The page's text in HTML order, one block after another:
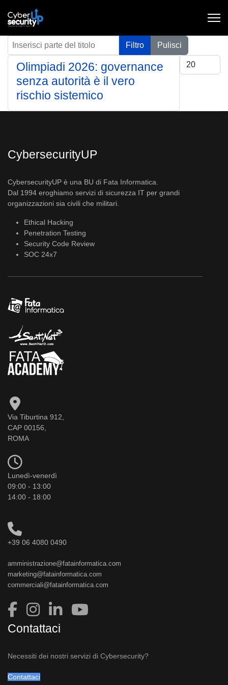
Inserisci parte del titolo Filtro
Pulisci
Visualizza #
Olimpiadi 2026: governance
senza autorità è il vero
rischio sistemico
CybersecurityUP
CybersecurityUP è una BU di Fata Informatica.
Dal 1994 eroghiamo servizi di sicurezza IT per grandi
organizzazioni sia civili che militari.
Ethical Hacking
Penetration Testing
Security Code Review
SOC 24x7
Via Tiburtina 912,
CAP 00156,
ROMA
Lunedì-venerdì
09:00 - 13:00
14:00 - 18:00
+39 06 4080 0490
amministrazione@fatainformatica.com
marketing@fatainformatica.com
commerciali@fatainformatica.com
Contattaci
Necessiti dei nostri servizi di Cybersecurity?
Contattaci